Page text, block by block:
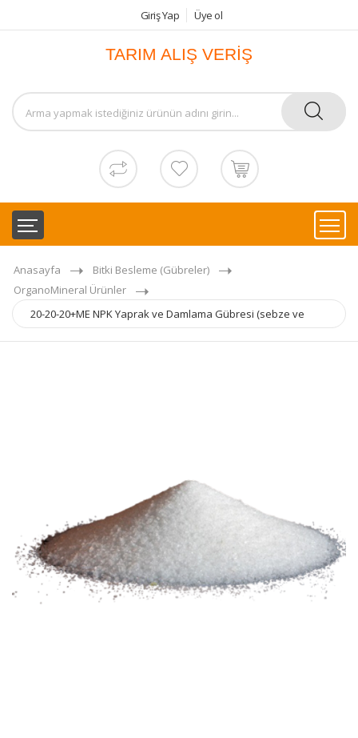
Giriş Yap Üye ol
TARIM ALIŞ VERİŞ
Anasayfa
Bitki Besleme (Gübreler)
OrganoMineral Ürünler
20-20-20+ME NPK Yaprak ve Damlama Gübresi (sebze ve
meyvelerde dengeli büyüme) 3KG